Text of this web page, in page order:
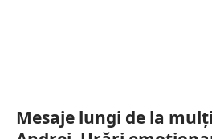
Mesaje lungi de la